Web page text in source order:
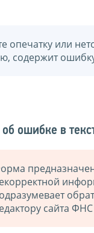
опечатку или
содержит
ошибке в
сайта